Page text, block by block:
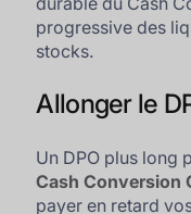
progressive des
stocks.
Allonger le
Un DPO plus long
Cash Conversion
payer en retard